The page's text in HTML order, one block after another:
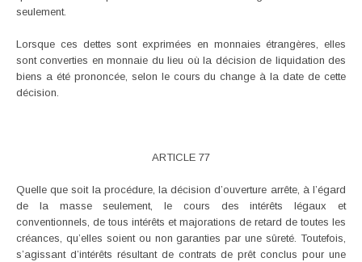
seulement.
Lorsque ces dettes sont exprimées en monnaies étrangères, elles
sont converties en monnaie du lieu où la décision de liquidation des
biens a été prononcée, selon le cours du change à la date de cette
décision.
ARTICLE 77
Quelle que soit la procédure, la décision d’ouverture arrête, à l’égard
de la masse seulement, le cours des intérêts légaux et
conventionnels, de tous intérêts et majorations de retard de toutes les
créances, qu’elles soient ou non garanties par une sûreté. Toutefois,
s’agissant d’intérêts résultant de contrats de prêt conclus pour une